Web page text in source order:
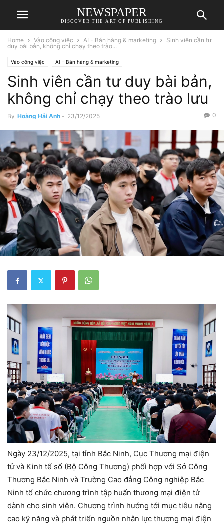
NEWSPAPER
DISCOVER THE ART OF PUBLISHING
Home Vào công việc AI - Bán hàng & marketing
Sinh viên cần tư
duy bài bản, không chỉ chạy theo trào...
Vào công việc AI - Bán hàng & marketing
Sinh viên cần tư duy bài bản,
không chỉ chạy theo trào lưu
By Hoàng Hải Anh - 23/12/2025 0
Ngày 23/12/2025, tại tỉnh Bắc Ninh, Cục Thương mại điện
tử và Kinh tế số (Bộ Công Thương) phối hợp với Sở Công
Thương Bắc Ninh và Trường Cao đẳng Công nghiệp Bắc
Ninh tổ chức chương trình tập huấn thương mại điện tử
dành cho sinh viên. Chương trình hướng tới mục tiêu nâng
cao kỹ năng và phát triển nguồn nhân lực thương mại điện